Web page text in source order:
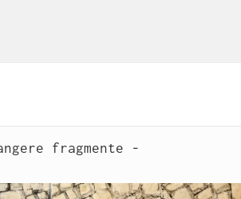
fragmente -